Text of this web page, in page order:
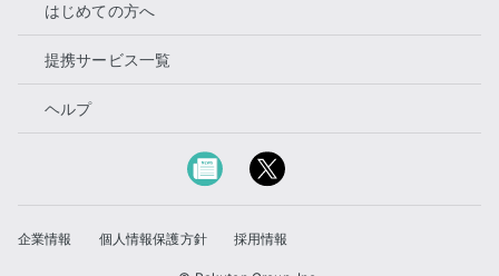
はじめての方へ
提携サービス一覧
ヘルプ
企業情報 個人情報保護方針 採用情報